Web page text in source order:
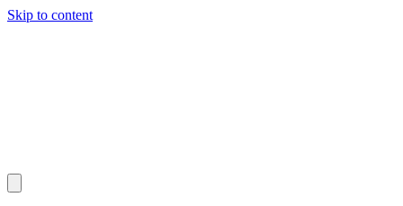
Skip to content